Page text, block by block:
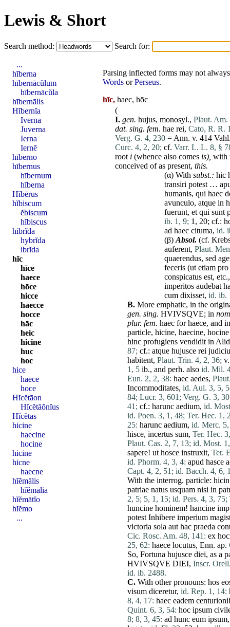
Lewis & Short
Search method: Search for:
Parsing inflected forms may not
Words orPerseus.
hīc, haec, hōc
(
I. gen. hujus, monosyl., Plaut.
dat. sing. fem. hae rei, Cato, R. R.
Verg. G. 4, 230 = Ann. v. 414
Curc. 4, 2, 20; cf. Varr. L. L. 8, §
root i (whence also comes is), with
conceived of as present, this.
(α) With subst.: hic
transiri potest …
humanis, qui haec
avunculo, atque in
fuerunt, et qui sunt
ib. 1, 9; 1, 20; cf.:
ad haec cituma, id.
(β) Absol. (cf.
auferent, Plaut.
quaerendus, sed
feceris (ut etiam pro
conspicatus est,
imperitos audebat
cum dixisset, id. ib.
B. More emphatic, in the
gen. sing. HVIVSQVE; in
plur. fem. haec forhaece, and
particle, hicine, haecine, hocine
hinc profugiens vendidit in
87; cf.: atque hujusce rei
habitent, Plaut. Trin. 4, 2, 36;
1, 5 ib., and perh. also id. Mil.
Eun. 2, 2, 38: haec aedes,
Incommoditates, id. Aul. 3, 5,
84; Lucr. 3, 601; Verg. G. 3,
41; cf.: harunc aedium, id.
id. Poen. 3, 1, 48; Ter. Hec. 1,
25: harunc aedium, id. Merc.
hisce, incertus sum, Ter. Hec.
Plaut. Cas. 2, 7, 13; id. Most.
sapere! ut hosce instruxit, Ter.
id. Phorm. 4, 3, 4: apud hasce
Capt. 4, 2, 51; id. Bacch. 4, 6,
With the interrog. particle:
patriae natus usquam nisi in
2, 5; 5, 1, 15; id. Pers. 4, 3, 75;
huncine hominem! hancine
potest Inhibere imperium
victoria sola aut hac praeda
Cic. Rosc. Am. 48, 141: ex
25, 62: haece locutus, Enn. ap.
So, Fortuna hujusce diei, as a
HVIVSQVE DIEI, Inscr.
id. ib. 2488.
C. With other pronouns: hos
visum diceretur, id. Rep. 1, 14:
8, 4, 17: haec eadem
Quint. 6, 3, 54: hoc ipsum
8; 8, 3, 45: ad hunc eum ipsum
...
hīberna
hībernācŭlum
hībernācŭla
hībernālis
Hĭbernĭa
Iverna
Juverna
Ierna
Iernē
hīberno
hībernus
hībernum
hīberna
Hĭbērus
hĭbiscum
ĕbiscum
hĭbiscus
hibrĭda
hybrĭda
ibrĭda
hīc
hīce
haece
hōce
hicce
haecce
hocce
hāc
heic
hicine
huc
hoc
hice
haece
hoce
Hĭcĕtāon
Hĭcĕtāŏnĭus
Hĭcĕtas
hicine
haecine
hocine
hicine
hicne
haecne
hĭĕmālis
hĭĕmālia
hĭĕmātĭo
hĭĕmo
...